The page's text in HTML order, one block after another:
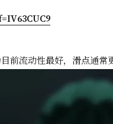
前流动性最好，滑点通常